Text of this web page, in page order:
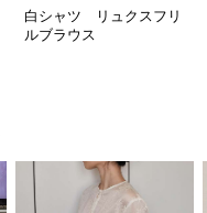
白シャツ リュクスフリ
ルブラウス